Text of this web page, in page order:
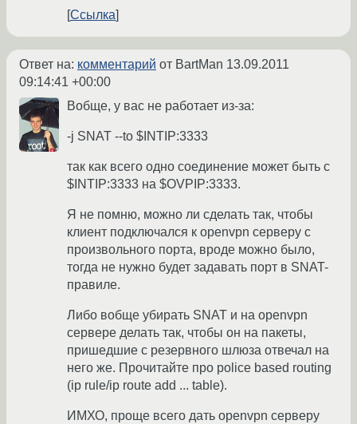
Ссылка
Ответ на: комментарий от BartMan 13.09.2011
09:14:41 +00:00
Вобще, у вас не работает из-за:
-j SNAT --to $INTIP:3333
так как всего одно соединение может быть с
$INTIP:3333 на $OVPIP:3333.
Я не помню, можно ли сделать так, чтобы
клиент подключался к openvpn серверу с
произвольного порта, вроде можно было,
тогда не нужно будет задавать порт в SNAT-
правиле.
Либо вобще убирать SNAT и на openvpn
сервере делать так, чтобы он на пакеты,
пришедшие с резервного шлюза отвечал на
него же. Прочитайте про police based routing
(ip rule/ip route add ... table).
ИМХО, проще всего дать openvpn серверу